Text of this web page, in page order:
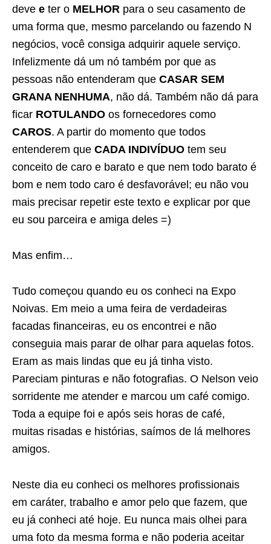
deve e ter o MELHOR para o seu casamento de
uma forma que, mesmo parcelando ou fazendo N
negócios, você consiga adquirir aquele serviço.
Infelizmente dá um nó também por que as
pessoas não entenderam que CASAR SEM
GRANA NENHUMA, não dá. Também não dá para
ficar ROTULANDO os fornecedores como
CAROS. A partir do momento que todos
entenderem que CADA INDIVÍDUO tem seu
conceito de caro e barato e que nem todo barato é
bom e nem todo caro é desfavorável; eu não vou
mais precisar repetir este texto e explicar por que
eu sou parceira e amiga deles =)
Mas enfim…
Tudo começou quando eu os conheci na Expo
Noivas. Em meio a uma feira de verdadeiras
facadas financeiras, eu os encontrei e não
conseguia mais parar de olhar para aquelas fotos.
Eram as mais lindas que eu já tinha visto.
Pareciam pinturas e não fotografias. O Nelson veio
sorridente me atender e marcou um café comigo.
Toda a equipe foi e após seis horas de café,
muitas risadas e histórias, saímos de lá melhores
amigos.
Neste dia eu conheci os melhores profissionais
em caráter, trabalho e amor pelo que fazem, que
eu já conheci até hoje. Eu nunca mais olhei para
uma foto da mesma forma e não poderia aceitar